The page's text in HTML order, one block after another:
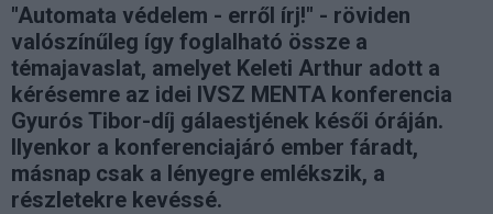
"Automata védelem - erről írj!" - röviden
valószínűleg így foglalható össze a
témajavaslat, amelyet Keleti Arthur adott a
kérésemre az idei IVSZ MENTA konferencia
Gyurós Tibor-díj gálaestjének késői óráján.
Ilyenkor a konferenciajáró ember fáradt,
másnap csak a lényegre emlékszik, a
részletekre kevéssé.